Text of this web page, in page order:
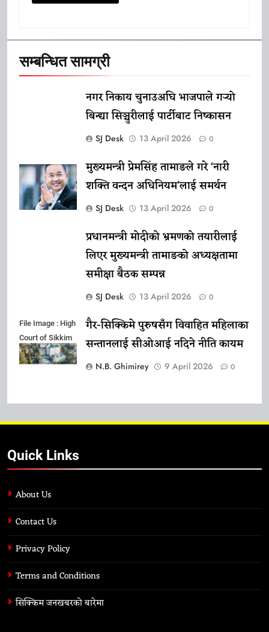
सम्बन्धित सामग्री
नगर निकाय चुनाउअघि भाजपाले गर्‍यो
बिन्द्या सिञ्चुरीलाई पार्टीबाट निष्कासन
SJ Desk 13 April 2026 0
मुख्यमन्त्री प्रेमसिंह तामाङले गरे ‘नारी
शक्ति वन्दन अधिनियम’लाई समर्थन
SJ Desk 13 April 2026 0
प्रधानमन्त्री मोदीको भ्रमणको तयारीलाई
लिएर मुख्यमन्त्री तामाङको अध्यक्षतामा
समीक्षा बैठक सम्पन्न
SJ Desk 13 April 2026 0
File Image : High
Court of Sikkim
गैर-सिक्किमे पुरुषसँग विवाहित महिलाका
सन्तानलाई सीओआई नदिने नीति कायम
N.B. Ghimirey 9 April 2026 0
Quick Links
About Us
Contact Us
Privacy Policy
Terms and Conditions
सिक्किम जनखबरको बारेमा